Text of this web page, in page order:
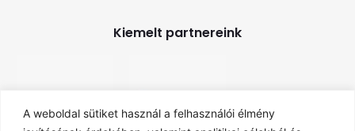
A weboldal sütiket használ a felhasználói élmény
Kiemelt partnereink